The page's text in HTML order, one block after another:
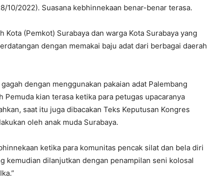
10/2022). Suasana kebhinnekaan benar-benar terasa.
Kota (Pemkot) Surabaya dan warga Kota Surabaya yang
dengan memakai baju adat dari berbagai daerah
dengan menggunakan pakaian adat Palembang
Pemuda kian terasa ketika para petugas upacaranya
saat itu juga dibacakan Teks Keputusan Kongres
oleh anak muda Surabaya.
ketika para komunitas pencak silat dan bela diri
kemudian dilanjutkan dengan penampilan seni kolosal